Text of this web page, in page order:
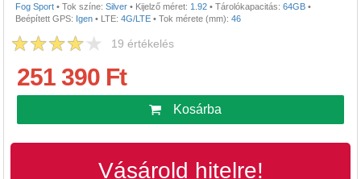
Fog Sport • Tok színe: Silver • Kijelző méret: 1.92 • Tárolókapacitás: 64GB •
Beépített GPS: Igen • LTE: 4G/LTE • Tok mérete (mm): 46
19 értékelés
251 390 Ft
Kosárba
Vásárold hitelre!